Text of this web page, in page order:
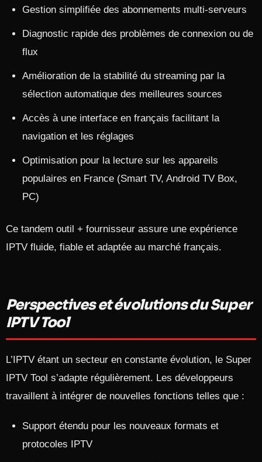
Gestion simplifiée des abonnements multi-serveurs
Diagnostic rapide des problèmes de connexion ou de
flux
Amélioration de la stabilité du streaming par la
sélection automatique des meilleures sources
Accès à une interface en français facilitant la
navigation et les réglages
Optimisation pour la lecture sur les appareils
populaires en France (Smart TV, Android TV Box,
PC)
Ce tandem outil + fournisseur assure une expérience
IPTV fluide, fiable et adaptée au marché français.
Perspectives et évolutions du Super
IPTV Tool
L’IPTV étant un secteur en constante évolution, le Super
IPTV Tool s’adapte régulièrement. Les développeurs
travaillent à intégrer de nouvelles fonctions telles que :
Support étendu pour les nouveaux formats et
protocoles IPTV